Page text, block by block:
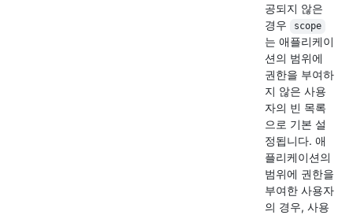
공되지 않은
경우
scope
는 애플리케이
션의 범위에
권한을 부여하
지 않은 사용
자의 빈 목록
으로 기본 설
정됩니다. 애
플리케이션의
범위에 권한을
부여한 사용자
의 경우, 사용